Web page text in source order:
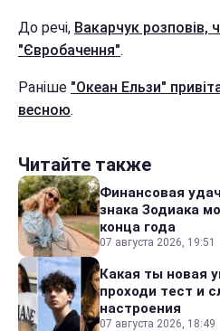
До речі, Вакарчук розповів,
"Євробачення".
Раніше "Океан Ельзи"
весною.
Читайте также
Финансовая
знака Зодиака
конца года
07 августа 2026, 19:51
Какая ты новая
проходи тест и
настроения
07 августа 2026, 18:49